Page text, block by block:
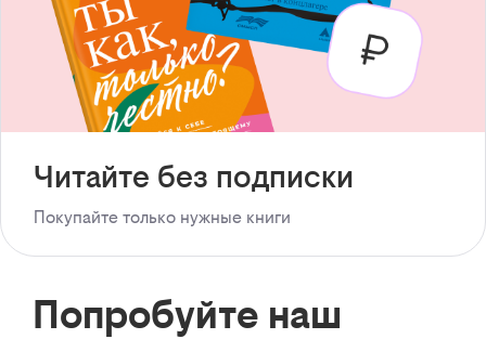
Читайте без подписки
Покупайте только нужные книги
Попробуйте наш